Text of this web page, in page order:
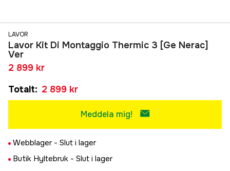
LAVOR
Lavor Kit Di Montaggio Thermic 3 [Ge Nerac]
Ver
2 899 kr
Totalt: 2 899 kr
Meddela mig!
Webblager - Slut i lager
Butik Hyltebruk - Slut i lager